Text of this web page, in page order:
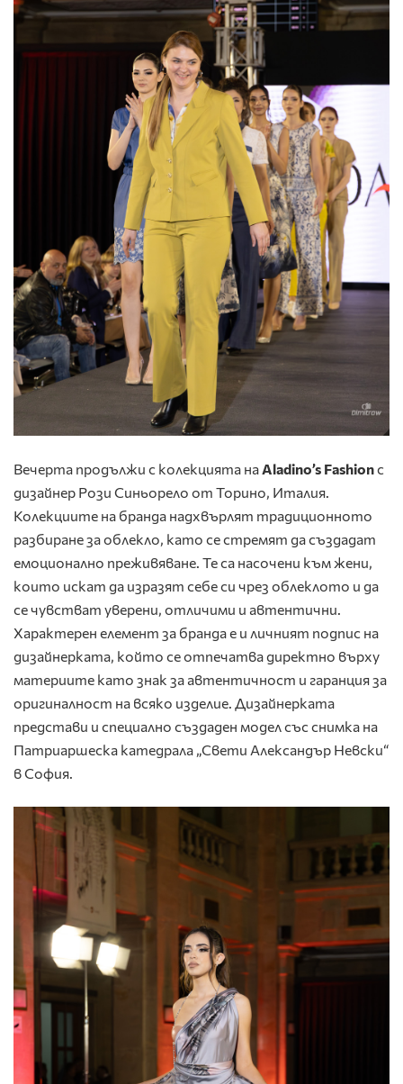
Вечерта продължи с колекцията на Aladino’s Fashionс
дизайнер Рози Синьорело от Торино, Италия.
Колекциите на бранда надхвърлят традиционното
разбиране за облекло, като се стремят да създадат
емоционално преживяване. Те са насочени към жени,
които искат да изразят себе си чрез облеклото и да
се чувстват уверени, отличими и автентични.
Характерен елемент за бранда е и личният подпис на
дизайнерката, който се отпечатва директно върху
материите като знак за автентичност и гаранция за
оригиналност на всяко изделие. Дизайнерката
представи и специално създаден модел със снимка на
Патриаршеска катедрала „Свети Александър Невски“
в София.